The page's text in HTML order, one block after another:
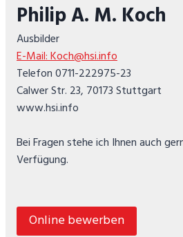
Philip A. M. Koch
Ausbilder
E-Mail: Koch@hsi.info
Telefon 0711-222975-23
Calwer Str. 23, 70173 Stuttgart
www.hsi.info
Bei Fragen stehe ich Ihnen auch
Verfügung.
Online bewerben